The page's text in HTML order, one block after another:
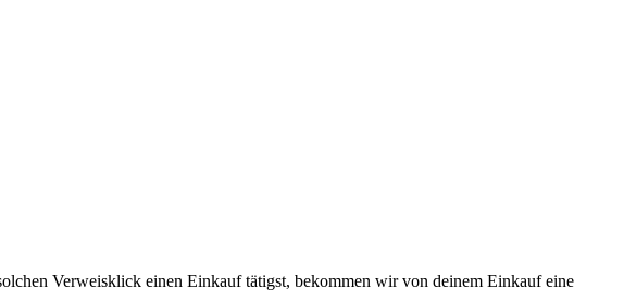
Verweisklick einen Einkauf tätigst, bekommen wir von deinem Einkauf eine